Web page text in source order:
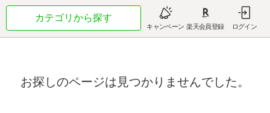
カテゴリから探す
キャンペーン 楽天会員登録 ログイン
お探しのページは見つかりませんでした。